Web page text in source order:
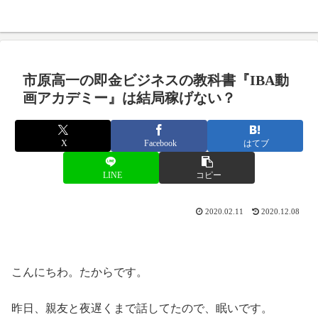
市原高一の即金ビジネスの教科書『IBA動
画アカデミー』は結局稼げない？
X Facebook はてブ
LINE コピー
2020.02.11 2020.12.08
こんにちわ。たからです。
昨日、親友と夜遅くまで話してたので、眠いです。